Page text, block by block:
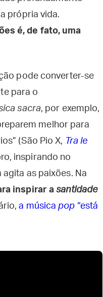
própria vida.
é, de fato, uma
pode converter-se
para o
sacra, por exemplo,
melhor para
(São Pio X, Tra le
inspirando no
as paixões. Na
inspirar asantidade
a músicapop “está